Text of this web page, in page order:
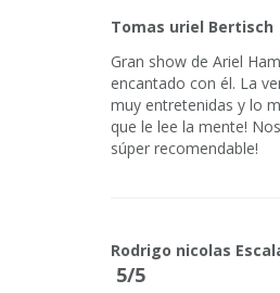
Tomas uriel Bertisch
Gran show de Ariel
encantado con él. La
muy entretenidas y lo
que le lee la mente!
súper recomendable!
Rodrigo nicolas
5/5